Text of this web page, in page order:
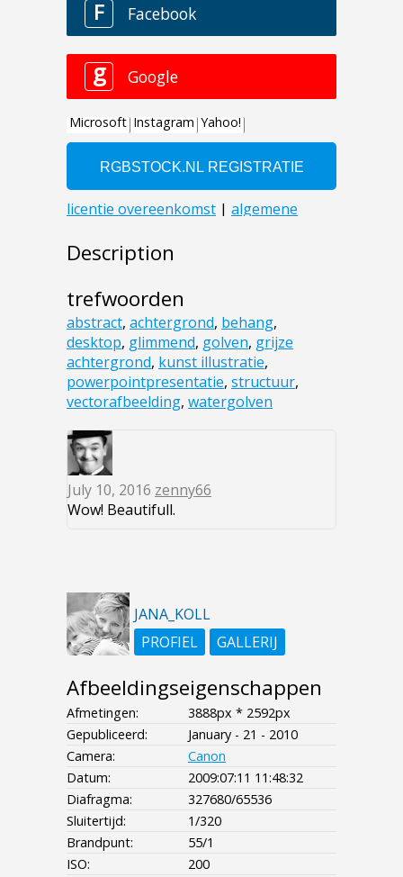
Description
trefwoorden
abstract, achtergrond, behang,
desktop, glimmend, golven, grijze
achtergrond, kunst illustratie,
powerpointpresentatie, structuur,
vectorafbeelding, watergolven
July 10, 2016 zenny66
Wow! Beautifull.
JANA_KOLL
PROFIEL
GALLERIJ
Afbeeldingseigenschappen
Afmetingen:
3888px * 2592px
Gepubliceerd:
January - 21 - 2010
Camera:
Canon
Datum:
2009:07:11 11:48:32
Diafragma:
327680/65536
Sluitertijd:
1/320
Brandpunt:
55/1
ISO:
200